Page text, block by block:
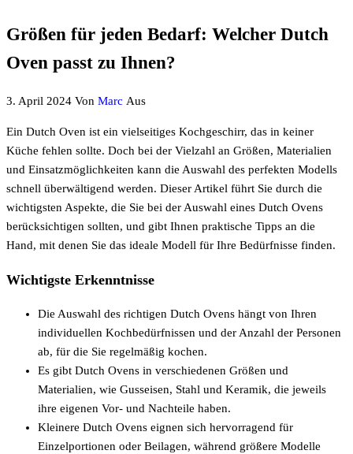
Größen für jeden Bedarf: Welcher Dutch
Oven passt zu Ihnen?
3. April 2024 Von Marc Aus
Ein Dutch Oven ist ein vielseitiges Kochgeschirr, das in keiner
Küche fehlen sollte. Doch bei der Vielzahl an Größen, Materialien
und Einsatzmöglichkeiten kann die Auswahl des perfekten Modells
schnell überwältigend werden. Dieser Artikel führt Sie durch die
wichtigsten Aspekte, die Sie bei der Auswahl eines Dutch Ovens
berücksichtigen sollten, und gibt Ihnen praktische Tipps an die
Hand, mit denen Sie das ideale Modell für Ihre Bedürfnisse finden.
Wichtigste Erkenntnisse
Die Auswahl des richtigen Dutch Ovens hängt von Ihren
individuellen Kochbedürfnissen und der Anzahl der Personen
ab, für die Sie regelmäßig kochen.
Es gibt Dutch Ovens in verschiedenen Größen und
Materialien, wie Gusseisen, Stahl und Keramik, die jeweils
ihre eigenen Vor- und Nachteile haben.
Kleinere Dutch Ovens eignen sich hervorragend für
Einzelportionen oder Beilagen, während größere Modelle